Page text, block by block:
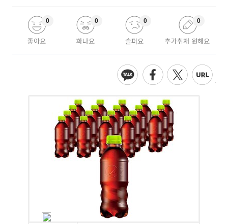
좋아요
0
화나요
0
슬퍼요
0
추가취재 원해요
0